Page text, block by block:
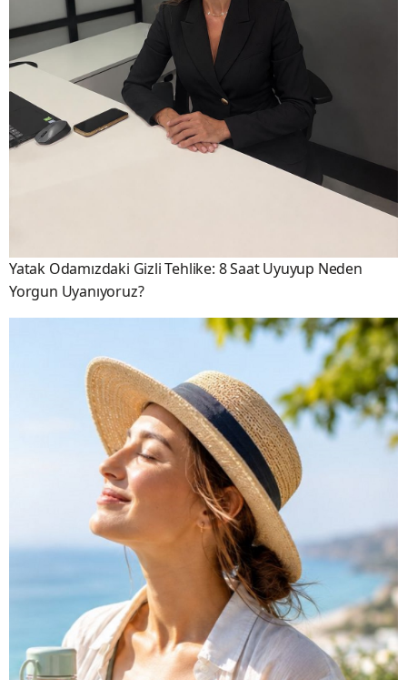
Yatak Odamızdaki Gizli Tehlike: 8 Saat Uyuyup Neden
Yorgun Uyanıyoruz?